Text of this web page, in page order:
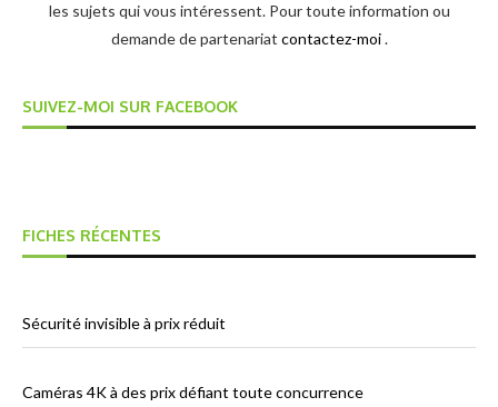
les sujets qui vous intéressent. Pour toute information ou
demande de partenariat contactez-moi.
SUIVEZ-MOI SUR FACEBOOK
FICHES RÉCENTES
Sécurité invisible à prix réduit
Caméras 4K à des prix défiant toute concurrence